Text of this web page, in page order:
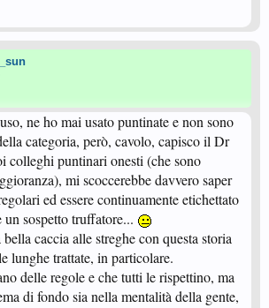
ne ho mai usato puntinate e non sono
categoria, però, cavolo, capisco il Dr
colleghi puntinari onesti (che sono
mi scoccerebbe davvero saper
ed essere continuamente etichettato
sospetto truffatore...
caccia alle streghe con questa storia
lunghe trattate, in particolare.
delle regole e che tutti le rispettino, ma
di fondo sia nella mentalità della gente,